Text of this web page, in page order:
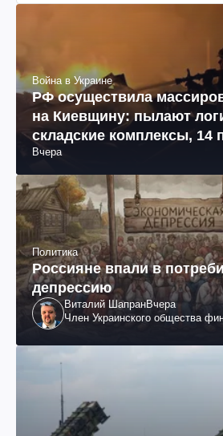
Война в Украине
РФ осуществила
на Киевщину: пылают
складские комплексы, 14
раненых (фото, видео)
Вчера
Политика
Россияне впали в
депрессию
Виталий ШапранВчера
Член Украинского общества